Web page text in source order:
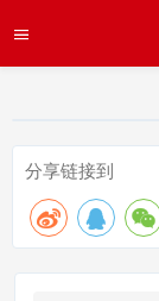
分享链接到